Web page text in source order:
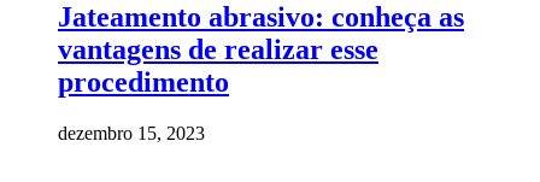
Jateamento abrasivo: conheça as
vantagens de realizar esse
procedimento
dezembro 15, 2023